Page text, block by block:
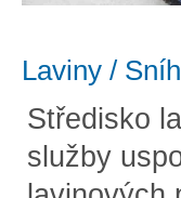
Laviny / Sníh
Středisko
služby